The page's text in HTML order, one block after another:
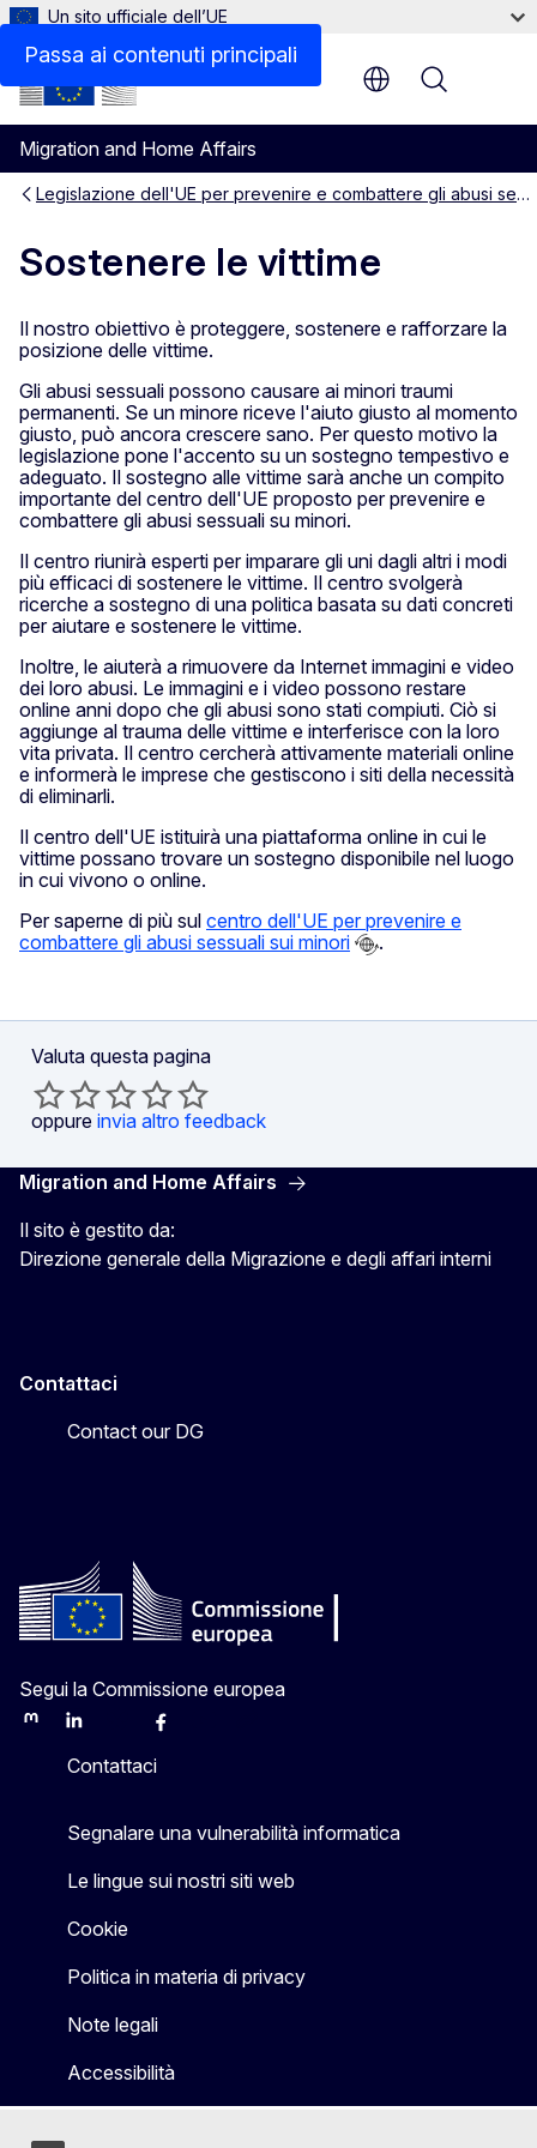
Passa ai contenuti principali
Un sito ufficiale dell’UE
Migration and Home Affairs
Menu
Legislazione dell'UE per prevenire e combattere gli abusi sessuali su minori
Sostenere le vittime
Il nostro obiettivo è proteggere, sostenere e rafforzare la
posizione delle vittime.
Gli abusi sessuali possono causare ai minori traumi
permanenti. Se un minore riceve l'aiuto giusto al momento
giusto, può ancora crescere sano. Per questo motivo la
legislazione pone l'accento su un sostegno tempestivo e
adeguato. Il sostegno alle vittime sarà anche un compito
importante del centro dell'UE proposto per prevenire e
combattere gli abusi sessuali su minori.
Il centro riunirà esperti per imparare gli uni dagli altri i modi
più efficaci di sostenere le vittime. Il centro svolgerà
ricerche a sostegno di una politica basata su dati concreti
per aiutare e sostenere le vittime.
Inoltre, le aiuterà a rimuovere da Internet immagini e video
dei loro abusi. Le immagini e i video possono restare
online anni dopo che gli abusi sono stati compiuti. Ciò si
aggiunge al trauma delle vittime e interferisce con la loro
vita privata. Il centro cercherà attivamente materiali online
e informerà le imprese che gestiscono i siti della necessità
di eliminarli.
Il centro dell'UE istituirà una piattaforma online in cui le
vittime possano trovare un sostegno disponibile nel luogo
in cui vivono o online.
Per saperne di più sul centro dell'UE per prevenire e
combattere gli abusi sessuali sui minori
.
Valuta questa pagina
oppure invia altro feedback
Migration and Home Affairs
Il sito è gestito da:
Direzione generale della Migrazione e degli affari interni
Contattaci
Contact our DG
Segui la Commissione europea
MastodonLinkedInBlueskyFacebook
Contattaci
Segnalare una vulnerabilità informatica
Le lingue sui nostri siti web
Cookie
Politica in materia di privacy
Note legali
Accessibilità